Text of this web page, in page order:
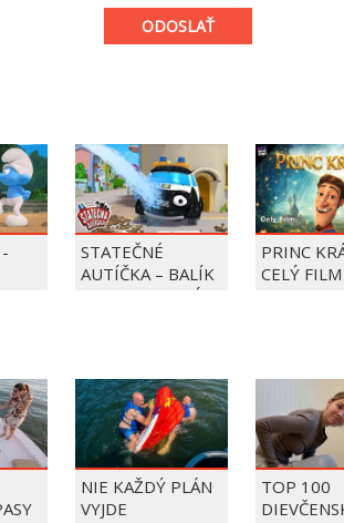
ODOSLAŤ
STATEČNÉ
AUTÍČKA – BALÍK
PIERRE PRECLÍK
PRINC
CELÝ FILM
NIE KAŽDÝ PLÁN
VYJDE
TOP 100